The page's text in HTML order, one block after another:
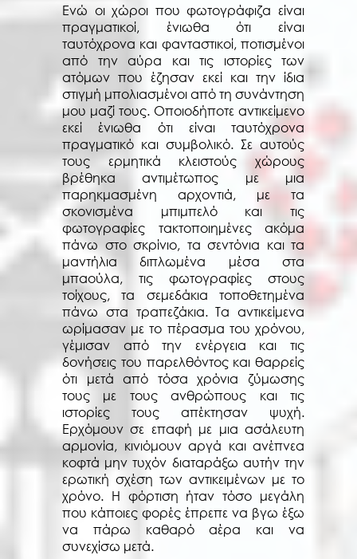
Ενώ οι χώροι που φωτογράφιζα είναι
πραγματικοί, ένιωθα ότι είναι
ταυτόχρονα και φανταστικοί, ποτισμένοι
από την αύρα και τις ιστορίες των
ατόμων που έζησαν εκεί και την ίδια
στιγμή μπολιασμένοι από τη συνάντηση
μου μαζί τους. Οποιοδήποτε αντικείμενο
εκεί ένιωθα ότι είναι ταυτόχρονα
πραγματικό και συμβολικό. Σε αυτούς
τους ερμητικά κλειστούς χώρους
βρέθηκα αντιμέτωπος με μια
παρηκμασμένη αρχοντιά, με τα
σκονισμένα μπιμπελό και τις
φωτογραφίες τακτοποιημένες ακόμα
πάνω στο σκρίνιο, τα σεντόνια και τα
μαντήλια διπλωμένα μέσα στα
μπαούλα, τις φωτογραφίες στους
τοίχους, τα σεμεδάκια τοποθετημένα
πάνω στα τραπεζάκια. Τα αντικείμενα
ωρίμασαν με το πέρασμα του χρόνου,
γέμισαν από την ενέργεια και τις
δονήσεις του παρελθόντος και θαρρείς
ότι μετά από τόσα χρόνια ζύμωσης
τους με τους ανθρώπους και τις
ιστορίες τους απέκτησαν ψυχή.
Ερχόμουν σε επαφή με μια ασάλευτη
αρμονία, κινιόμουν αργά και ανέπνεα
κοφτά μην τυχόν διαταράξω αυτήν την
ερωτική σχέση των αντικειμένων με το
χρόνο. Η φόρτιση ήταν τόσο μεγάλη
που κάποιες φορές έπρεπε να βγω έξω
να πάρω καθαρό αέρα και να
συνεχίσω μετά.